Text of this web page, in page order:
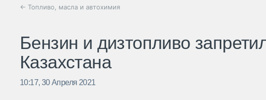
← Топливо, масла и автохимия
Бензин и дизтопливо
Казахстана
10:17, 30 Апреля 2021